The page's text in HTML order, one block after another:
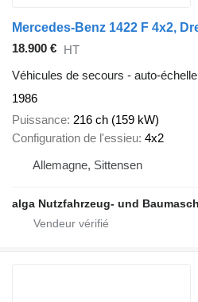
18.900 € HT
Véhicules de secours - auto-échelle
1986
Puissance 216 ch (159 kW)
Configuration de l'essieu 4x2
Allemagne, Sittensen